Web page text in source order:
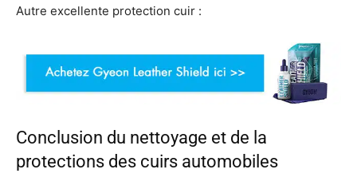
Autre excellente protection cuir :
Conclusion du nettoyage et de la
protections des cuirs automobiles